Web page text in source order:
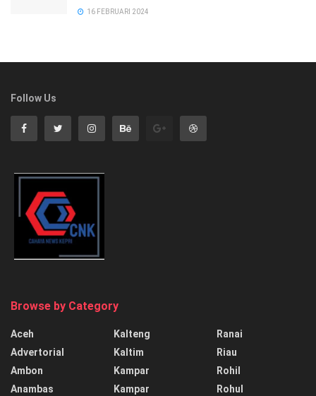
16 FEBRUARI 2024
Follow Us
Browse by Category
Aceh
Advertorial
Ambon
Anambas
Kalteng
Kaltim
Kampar
Kampar
Ranai
Riau
Rohil
Rohul